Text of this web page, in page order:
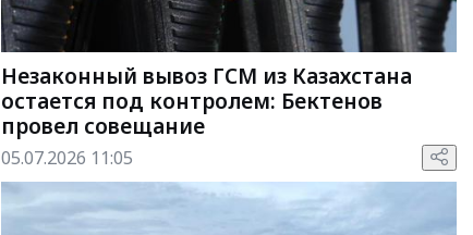
Незаконный вывоз ГСМ из Казахстана
остается под контролем: Бектенов
провел совещание
05.07.2026 11:05